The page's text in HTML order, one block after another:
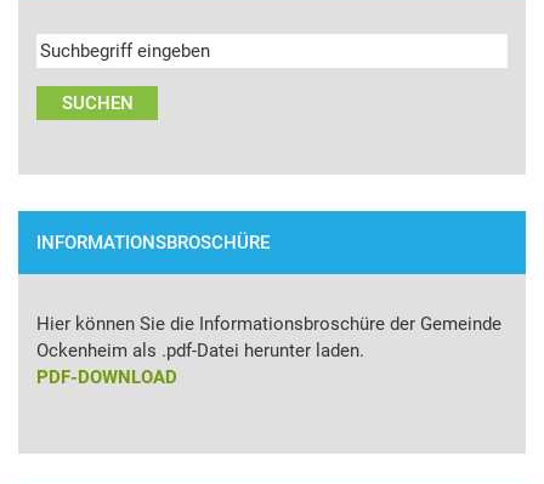
INFORMATIONSBROSCHÜRE
Hier können Sie die Informationsbroschüre der Gemeinde
Ockenheim als .pdf-Datei herunter laden.
PDF-DOWNLOAD